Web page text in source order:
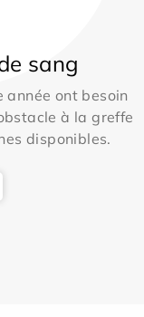
sang
ont besoin
à la greffe
disponibles.